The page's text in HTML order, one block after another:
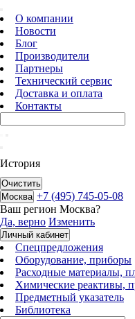
О компании
Новости
Блог
Производители
Партнеры
Технический сервис
Доставка и оплата
Контакты
История
Очистить
Москва +7 (495) 745-05-08
Ваш регион Москва?
Да, верно Изменить
Личный кабинет
Спецпредложения
Оборудование, приборы
Расходные материалы,
Химические реактивы,
Предметный указатель
Библиотека